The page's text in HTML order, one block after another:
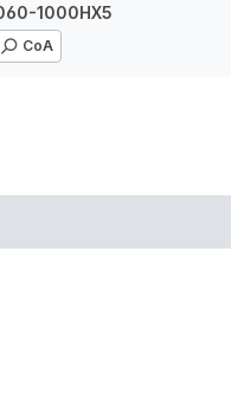
1000HX5
CoA